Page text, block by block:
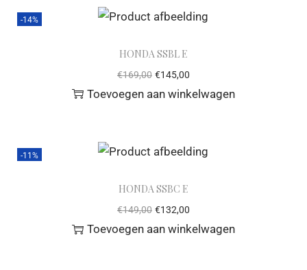
-14%
HONDA SSBL E
€169,00 €145,00
Toevoegen aan winkelwagen
-11%
HONDA SSBC E
€149,00 €132,00
Toevoegen aan winkelwagen